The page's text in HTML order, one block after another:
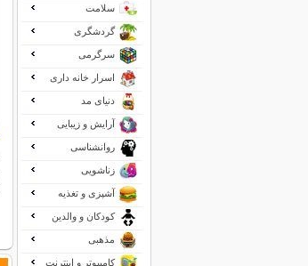
سلامت
گردشگری
سرگرمی
اسرار خانه داری
دنیای مد
آرایش و زیبایی
روانشناسی
زناشویی
آشپزی و تغذیه
کودکان و والدین
مذهبی
کامپیوتر و اینترنت